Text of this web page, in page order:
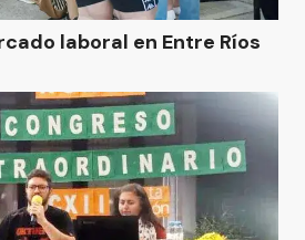
laboral en Entre Ríos